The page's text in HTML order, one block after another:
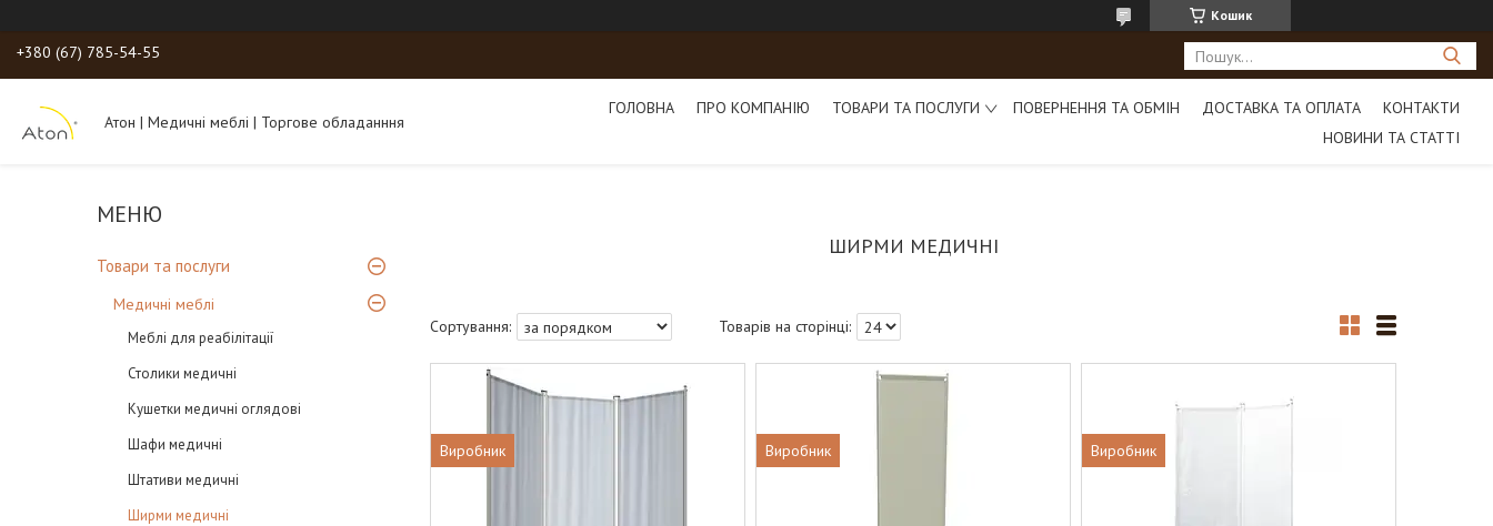
Кошик
+380 (67) 785-54-55
Атон | Медичні меблі | Торгове обладанння
ГОЛОВНА ПРО КОМПАНІЮ ТОВАРИ ТА ПОСЛУГИ ПОВЕРНЕННЯ ТА ОБМІН ДОСТАВКА ТА ОПЛАТА
КОНТАКТИ
НОВИНИ ТА СТАТТІ
Товари та послуги
Медичні меблі
Меблі для реабілітації
Столики медичні
Кушетки медичні оглядові
Шафи медичні
Штативи медичні
Ширми медичні
ШИРМИ МЕДИЧНІ
Виробник Виробник Виробник